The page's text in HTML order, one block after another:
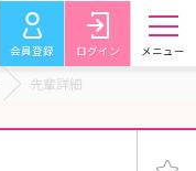
会員登録 ログイン メニュー
先輩詳細